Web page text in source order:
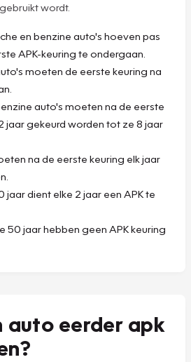
wordt.
en benzine auto's hoeven pas
APK-keuring te ondergaan.
moeten de eerste keuring na
auto's moeten na de eerste
jaar gekeurd worden tot ze 8 jaar
na de eerste keuring elk jaar
jaar dient elke 2 jaar een APK te
50 jaar hebben geen APK keuring
auto eerder apk